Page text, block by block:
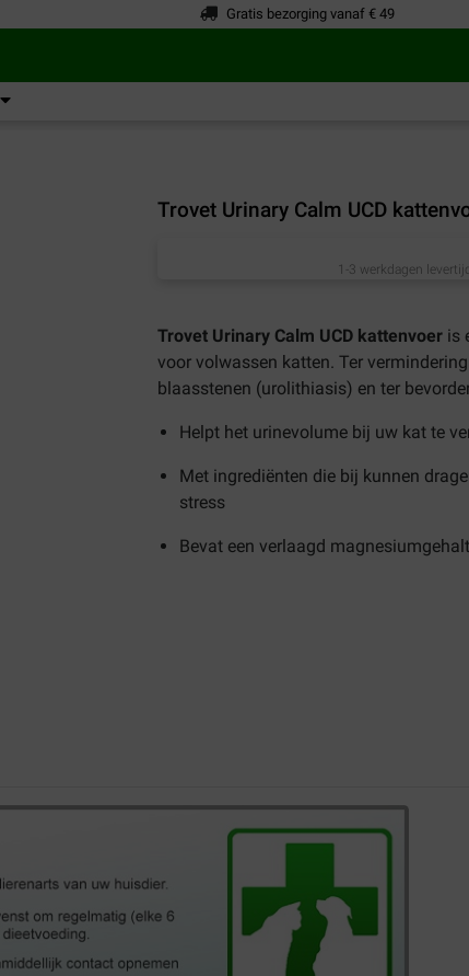
Gratis bezorging vanaf € 49
Trovet Urinary Calm UCD
1-3 werkdagen
Trovet Urinary Calm UCD kattenvoer is
voor volwassen katten. Ter
blaasstenen (urolithiasis) en ter
Helpt het urinevolume bij uw kat te
Met ingrediënten die bij kunnen
stress
Bevat een verlaagd